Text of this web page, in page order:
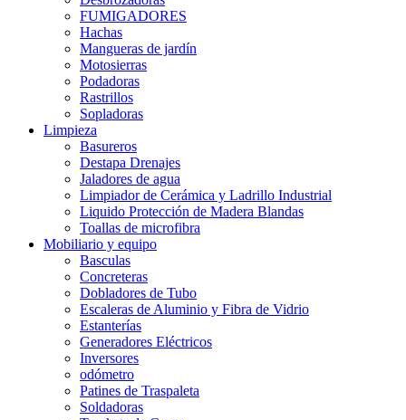
FUMIGADORES
Hachas
Mangueras de jardín
Motosierras
Podadoras
Rastrillos
Sopladoras
Limpieza
Basureros
Destapa Drenajes
Jaladores de agua
Limpiador de Cerámica y Ladrillo Industrial
Liquido Protección de Madera Blandas
Toallas de microfibra
Mobiliario y equipo
Basculas
Concreteras
Dobladores de Tubo
Escaleras de Aluminio y Fibra de Vidrio
Estanterías
Generadores Eléctricos
Inversores
odómetro
Patines de Traspaleta
Soldadoras